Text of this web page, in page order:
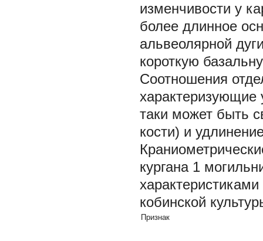
изменчивости у
более длинное
альвеолярной
короткую
Соотношения
характеризующие
таки может быть
кости) и
кургана 1
кобинской
Признак